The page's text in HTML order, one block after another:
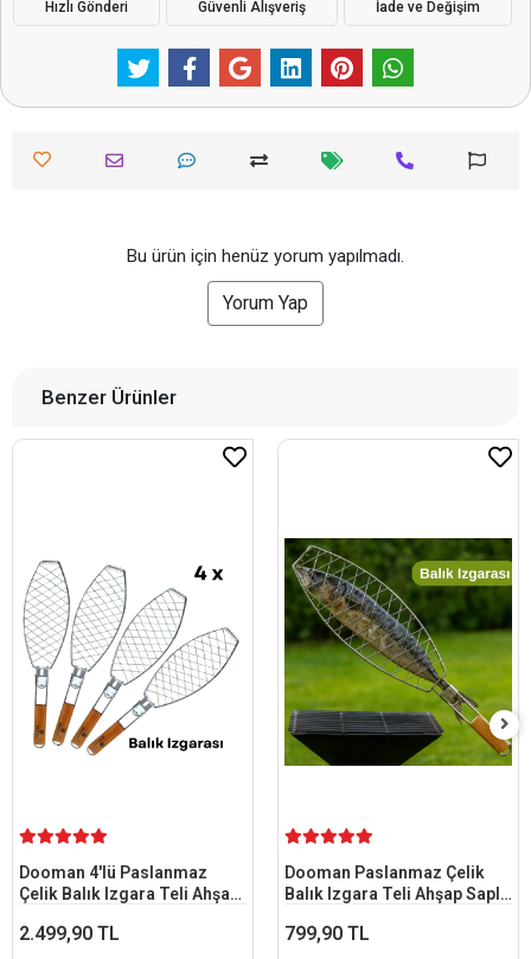
Hızlı Gönderi Güvenli Alışveriş İade ve Değişim
Bu ürün için henüz yorum yapılmadı.
Yorum Yap
Benzer Ürünler
Dooman 4'lü Paslanmaz
Çelik Balık Izgara Teli Ahşap
318g
2.499,90 TL
Dooman Paslanmaz Çelik
Balık Izgara Teli Ahşap Saplı
799,90 TL